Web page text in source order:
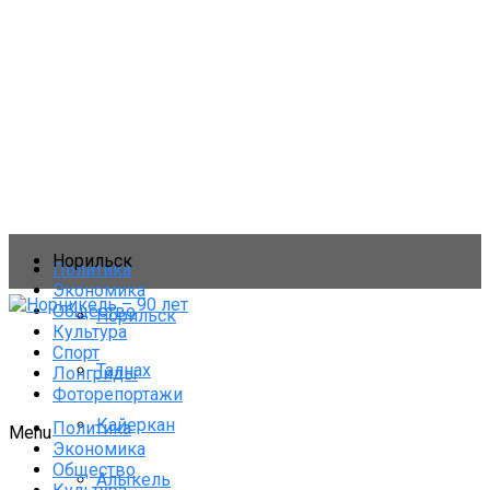
Политика
Экономика
Общество
Культура
Спорт
Лонгриды
Фоторепортажи
Menu
Норильск
Норильск
Талнах
Кайеркан
Алыкель
Политика
Экономика
Общество